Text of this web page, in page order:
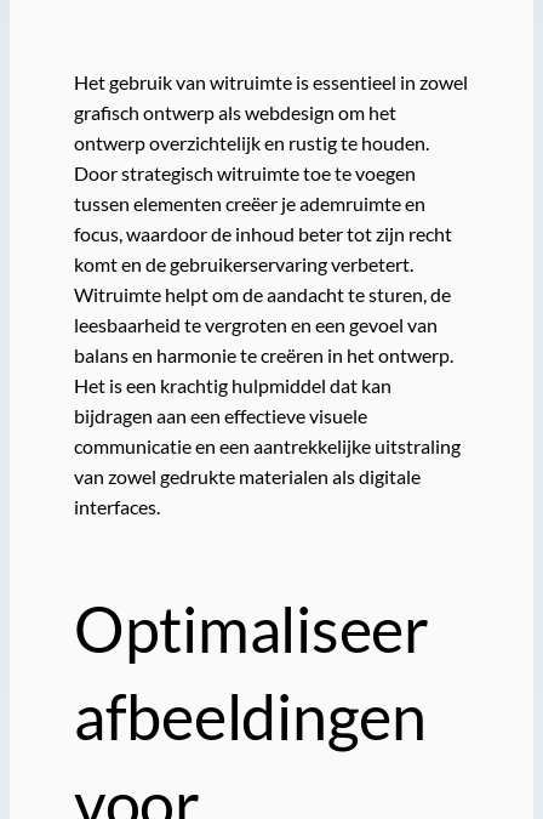
Het gebruik van witruimte is essentieel in zowel
grafisch ontwerp als webdesign om het
ontwerp overzichtelijk en rustig te houden.
Door strategisch witruimte toe te voegen
tussen elementen creëer je ademruimte en
focus, waardoor de inhoud beter tot zijn recht
komt en de gebruikerservaring verbetert.
Witruimte helpt om de aandacht te sturen, de
leesbaarheid te vergroten en een gevoel van
balans en harmonie te creëren in het ontwerp.
Het is een krachtig hulpmiddel dat kan
bijdragen aan een effectieve visuele
communicatie en een aantrekkelijke uitstraling
van zowel gedrukte materialen als digitale
interfaces.
Optimaliseer
afbeeldingen
voor